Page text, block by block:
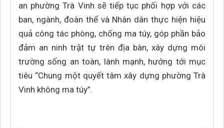
an phường Trà Vinh sẽ tiếp tục phối hợp với các
ban, ngành, đoàn thể và Nhân dân thực hiện hiệu
quả công tác phòng, chống ma túy, góp phần bảo
đảm an ninh trật tự trên địa bàn, xây dựng môi
trường sống an toàn, lành mạnh, hướng tới mục
tiêu “Chung một quyết tâm xây dựng phường Trà
Vinh không ma túy”.